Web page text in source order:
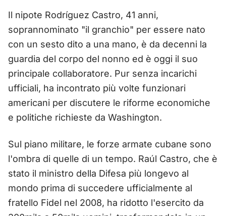
Il nipote Rodríguez Castro, 41 anni,
soprannominato "il granchio" per essere nato
con un sesto dito a una mano, è da decenni la
guardia del corpo del nonno ed è oggi il suo
principale collaboratore. Pur senza incarichi
ufficiali, ha incontrato più volte funzionari
americani per discutere le riforme economiche
e politiche richieste da Washington.
Sul piano militare, le forze armate cubane sono
l'ombra di quelle di un tempo. Raúl Castro, che è
stato il ministro della Difesa più longevo al
mondo prima di succedere ufficialmente al
fratello Fidel nel 2008, ha ridotto l'esercito da